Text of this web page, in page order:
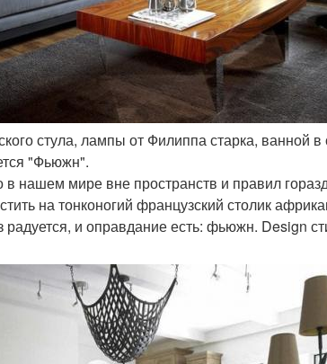
стула, лампы от Филиппа старка, ванной в
"Фьюжн".
нашем мире вне пространств и правил
на тонконогий французский столик
и оправдание есть: фьюжн. Design